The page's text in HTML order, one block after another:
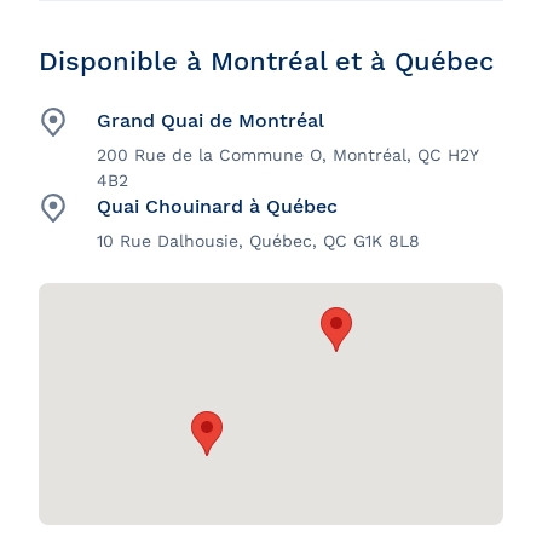
Disponible à Montréal et à Québec
Grand Quai de Montréal
200 Rue de la Commune O, Montréal, QC H2Y
4B2
Quai Chouinard à Québec
10 Rue Dalhousie, Québec, QC G1K 8L8